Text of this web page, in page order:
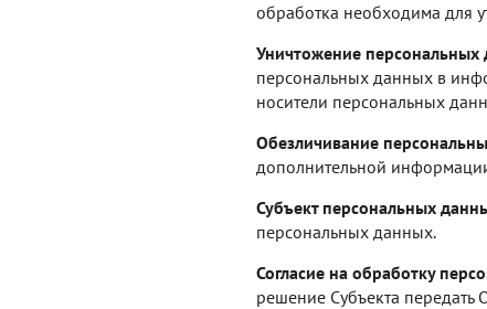
обработка необходима для
Уничтожение персональных
персональных данных в
носители персональных
Обезличивание
дополнительной
Субъект персональных
персональных данных.
Согласие на обработку
решение Субъекта